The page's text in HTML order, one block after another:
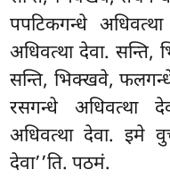
पपटिकगन्धे
अधिवत्था देवा. सन्ति,
सन्ति, भिक्खवे,
रसगन्धे अधिवत्था
अधिवत्था देवा. इमे
देवा’’ति. पठमं.